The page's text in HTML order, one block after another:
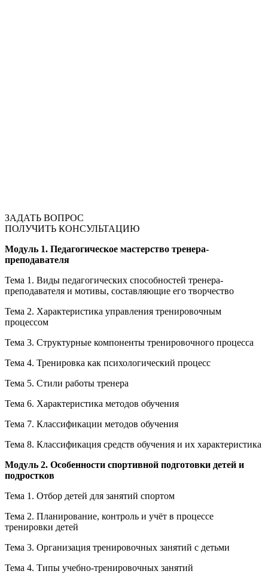
ЗАДАТЬ ВОПРОС
ПОЛУЧИТЬ КОНСУЛЬТАЦИЮ
Модуль 1. Педагогическое мастерство тренера-
преподавателя
Тема 1. Виды педагогических способностей тренера-
преподавателя и мотивы, составляющие его творчество
Тема 2. Характеристика управления тренировочным
процессом
Тема 3. Структурные компоненты тренировочного процесса
Тема 4. Тренировка как психологический процесс
Тема 5. Стили работы тренера
Тема 6. Характеристика методов обучения
Тема 7. Классификации методов обучения
Тема 8. Классификация средств обучения и их характеристика
Модуль 2. Особенности спортивной подготовки детей и
подростков
Тема 1. Отбор детей для занятий спортом
Тема 2. Планирование, контроль и учёт в процессе
тренировки детей
Тема 3. Организация тренировочных занятий с детьми
Тема 4. Типы учебно-тренировочных занятий